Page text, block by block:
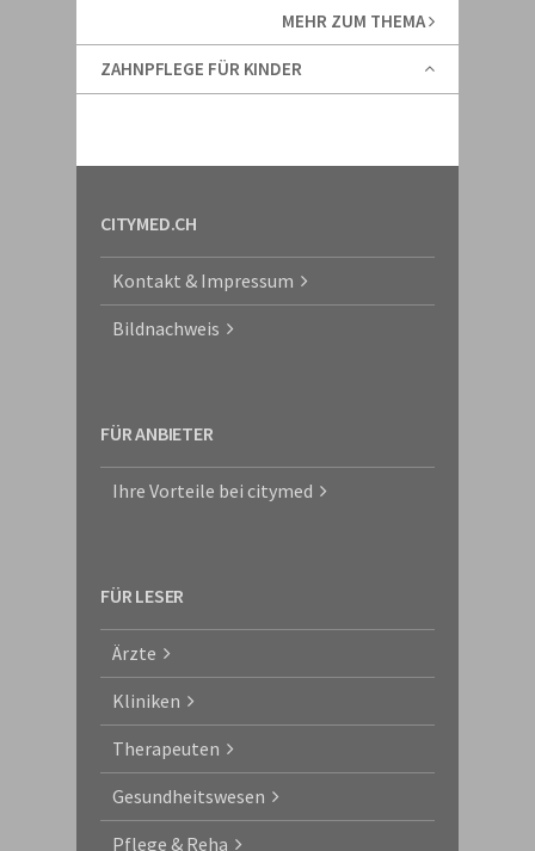
MEHR ZUM THEMA
ZAHNPFLEGE FÜR KINDER
CITYMED.CH
Kontakt & Impressum
Bildnachweis
FÜR ANBIETER
Ihre Vorteile bei citymed
FÜR LESER
Ärzte
Kliniken
Therapeuten
Gesundheitswesen
Pflege & Reha